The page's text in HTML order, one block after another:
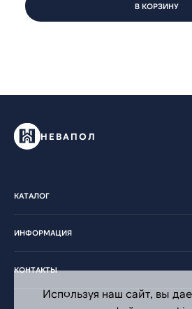
В КОРЗИНУ
НЕВАПОЛ
КАТАЛОГ
ИНФОРМАЦИЯ
КОНТАКТЫ
Используя наш сайт, вы